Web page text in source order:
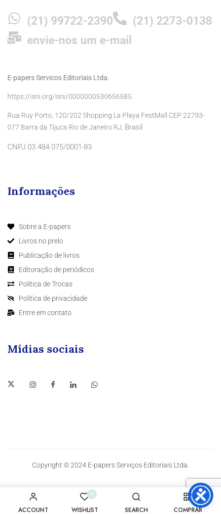
ACCOUNT
0
WISHLIST
SEARCH COMPRAR
(21) 99722-2390
(21) 2273-0138
envie-nos um e-mail
E-papers Servicos Editoriais Ltda.
https://isni.org/isni/0000000530656585
Rua Ruy Porto, 120/202 Shopping La Playa FestMall CEP 22793-
077 Barra da Tijuca Rio de Janeiro RJ, Brasil
CNPJ 03.484.075/0001-83
Informações
Sobre a E-papers
Livros no prelo
Publicação de livros
Editoração de periódicos
Política de Trocas
Política de privacidade
Entre em contato
Mídias sociais
Copyright © 2024 E-papers Serviços Editoriais Ltda.